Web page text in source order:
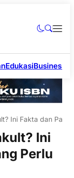
EdukasiBusiness
Ini Fakta dan
Ini
Perlu